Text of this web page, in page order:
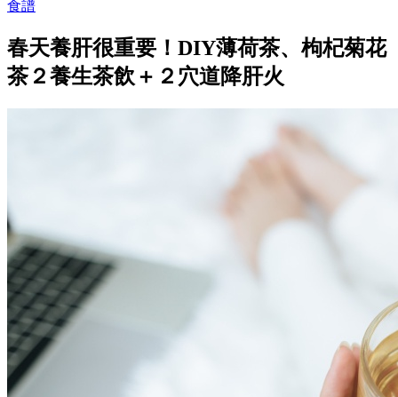
食譜
春天養肝很重要！DIY薄荷茶、枸杞菊花
茶２養生茶飲＋２穴道降肝火